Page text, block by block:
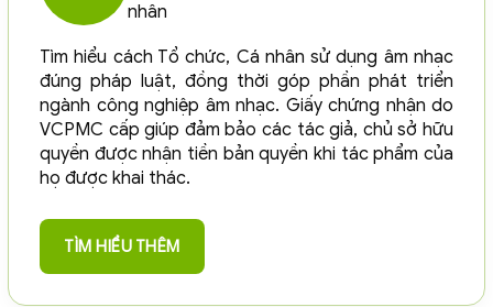
nhân
Tìm hiểu cách Tổ chức, Cá nhân sử dụng âm nhạc
đúng pháp luật, đồng thời góp phần phát triển
ngành công nghiệp âm nhạc. Giấy chứng nhận do
VCPMC cấp giúp đảm bảo các tác giả, chủ sở hữu
quyền được nhận tiền bản quyền khi tác phẩm của
họ được khai thác.
TÌM HIỂU THÊM